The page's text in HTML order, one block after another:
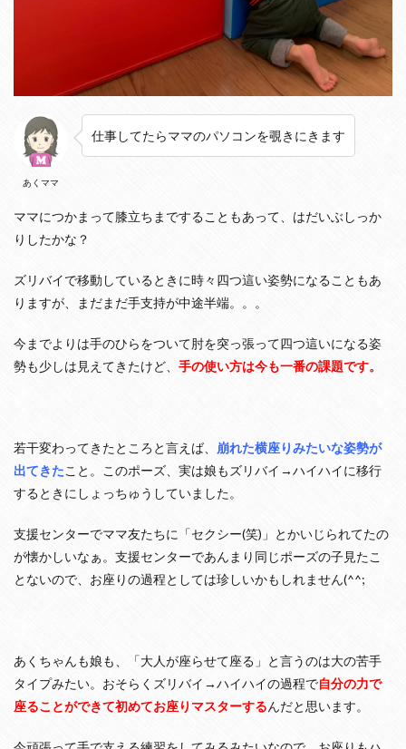
発
達
：
チ
チ
、
い
等
模
倣
が
3
ね
ん
ね
ま
ん
ま
等
近
喃
語
で
あくママ
仕事してたらママのパソコンを覗きにきます
ママにつかまって膝立ちまですることもあって、はだいぶしっか
りしたかな？
ズリバイで移動しているときに時々四つ這い姿勢になることもあ
りますが、まだまだ手支持が中途半端。。。
今までよりは手のひらをついて肘を突っ張って四つ這いになる姿
勢も少しは見えてきたけど、 手の使い方は今も一番の課題です。
若干変わってきたところと言えば、
崩れた横座りみたいな姿勢が
出てきたこと。このポーズ、実は娘もズリバイ→ハイハイに移行
するときにしょっちゅうしていました。
支援センターでママ友たちに「セクシー(笑)」とかいじられてたの
が懐かしいなぁ。支援センターであんまり同じポーズの子見たこ
とないので、お座りの過程としては珍しいかもしれません(^^;
あくちゃんも娘も、「大人が座らせて座る」と言うのは大の苦手
タイプみたい。おそらくズリバイ→ハイハイの過程で自分の力で
座ることができて初めてお座りマスターするんだと思います。